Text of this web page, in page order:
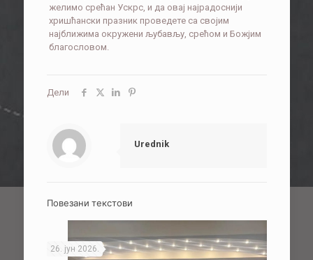
желимо срећан Ускрс, и да овај најрадоснији
хришћански празник проведете са својим
најближима окружени љубављу, срећом и Божјим
благословом.
Дели
Urednik
Повезани текстови
26. јун 2026.